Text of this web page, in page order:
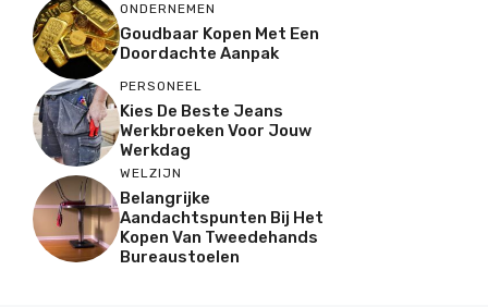
ONDERNEMEN
Goudbaar Kopen Met Een
Doordachte Aanpak
PERSONEEL
Kies De Beste Jeans
Werkbroeken Voor Jouw
Werkdag
WELZIJN
Belangrijke
Aandachtspunten Bij Het
Kopen Van Tweedehands
Bureaustoelen